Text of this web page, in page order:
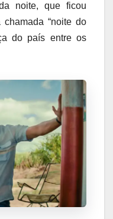
noite, que ficou
“noite do
do país entre os